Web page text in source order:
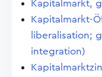
Kapitalmarkt,
Kapitalmarkt-
liberalisation;
integration)